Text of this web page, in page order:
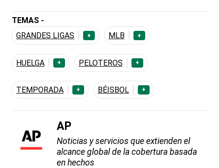
TEMAS -
GRANDES LIGAS
+ MLB +
HUELGA + PELOTEROS +
TEMPORADA + BÉISBOL +
AP
Noticias y servicios que extienden el
alcance global de la cobertura basada
en hechos